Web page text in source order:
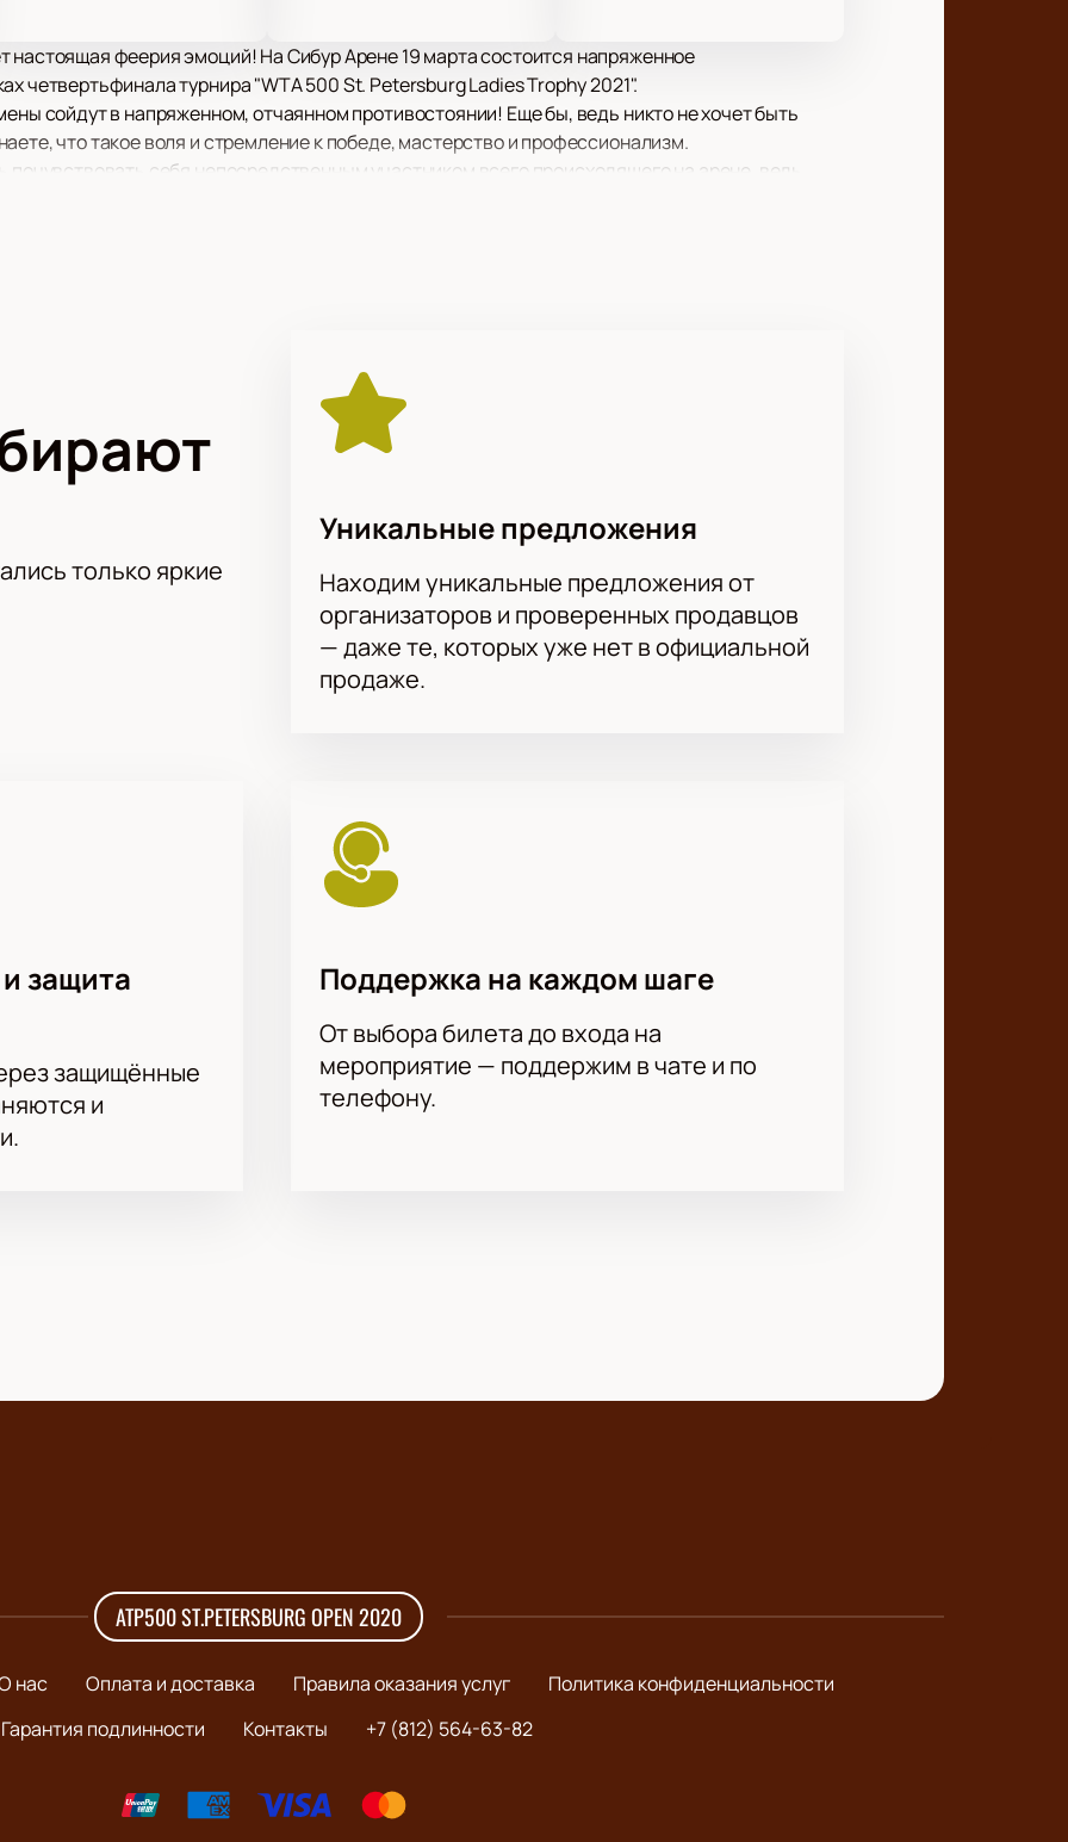
настоящая феерия эмоций! На Сибур Арене 19 марта состоится напряженное
четвертьфинала турнира "WTA 500 St. Petersburg Ladies Trophy 2021".
сойдут в напряженном, отчаянном противостоянии! Еще бы, ведь никто не хочет быть
что такое воля и стремление к победе, мастерство и профессионализм.
почувствовать себя непосредственным участником всего происходящего на арене, ведь
для спортсменов. Почувствуйте настоящий драйв, адреналин, словом все самые
только яркие
Уникальные предложения
Находим уникальные предложения от
организаторов и проверенных продавцов
— даже те, которых уже нет в официальной
продаже.
защита
защищённые
и
Поддержка на каждом шаге
От выбора билета до входа на
мероприятие — поддержим в чате и по
телефону.
ATP500 ST.PETERSBURG OPEN 2020
нас Оплата и доставка Правила оказания услуг
Политика конфиденциальности
Гарантия подлинности
Контакты +7 (812) 564-63-82